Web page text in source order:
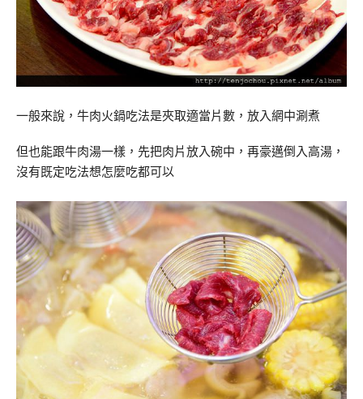
一般來說，牛肉火鍋吃法是夾取適當片數，放入網中涮煮
但也能跟牛肉湯一樣，先把肉片放入碗中，再豪邁倒入高湯，
沒有既定吃法想怎麼吃都可以